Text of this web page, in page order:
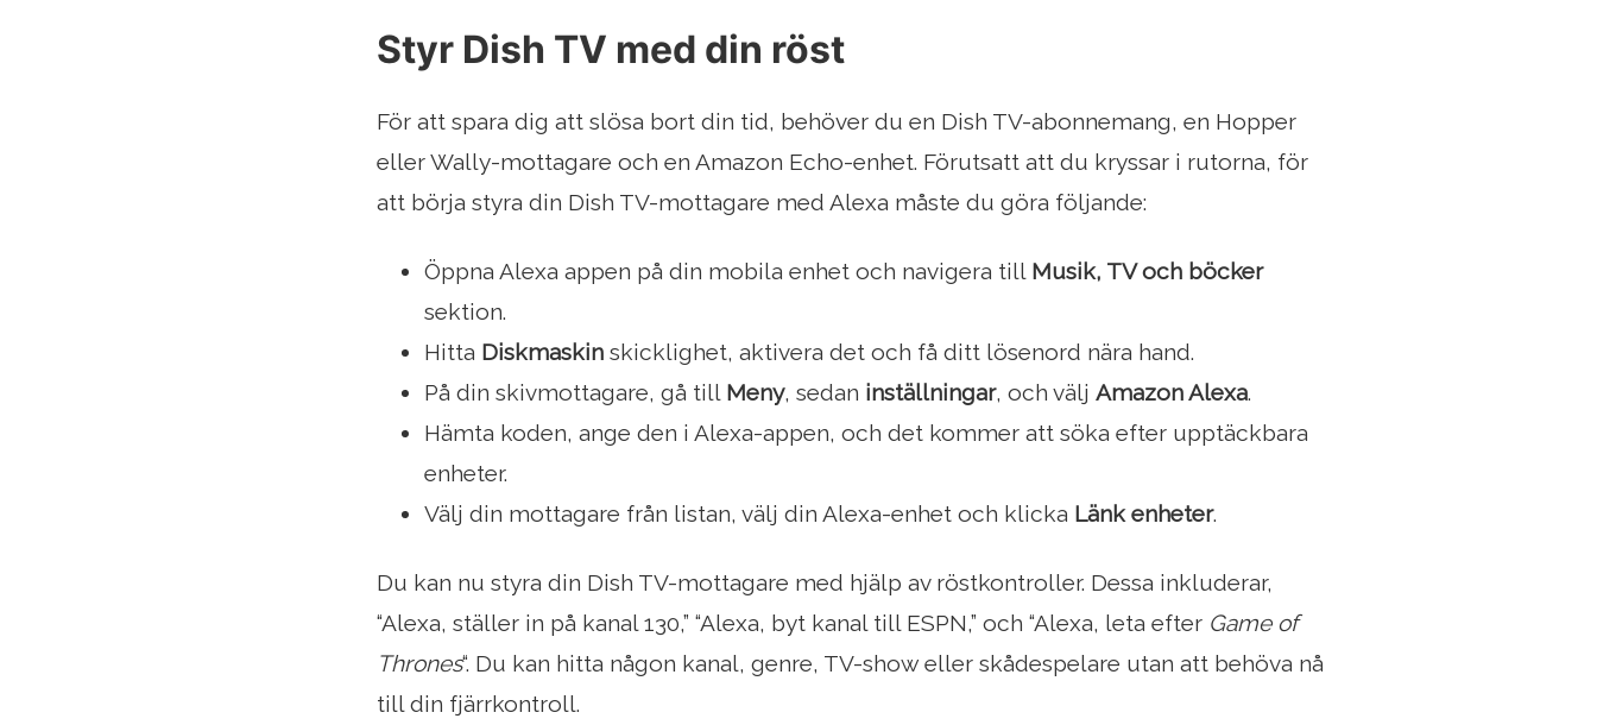
Styr Dish TV med din röst
För att spara dig att slösa bort din tid, behöver du en Dish TV-abonnemang, en Hopper
eller Wally-mottagare och en Amazon Echo-enhet. Förutsatt att du kryssar i rutorna, för
att börja styra din Dish TV-mottagare med Alexa måste du göra följande:
Öppna Alexa appen på din mobila enhet och navigera till Musik, TV och böcker
sektion.
Hitta Diskmaskin skicklighet, aktivera det och få ditt lösenord nära hand.
På din skivmottagare, gå till Meny, sedan inställningar, och välj Amazon Alexa.
Hämta koden, ange den i Alexa-appen, och det kommer att söka efter upptäckbara
enheter.
Välj din mottagare från listan, välj din Alexa-enhet och klicka Länk enheter.
Du kan nu styra din Dish TV-mottagare med hjälp av röstkontroller. Dessa inkluderar,
“Alexa, ställer in på kanal 130,” “Alexa, byt kanal till ESPN,” och “Alexa, leta efter Game of
Thrones“. Du kan hitta någon kanal, genre, TV-show eller skådespelare utan att behöva nå
till din fjärrkontroll.